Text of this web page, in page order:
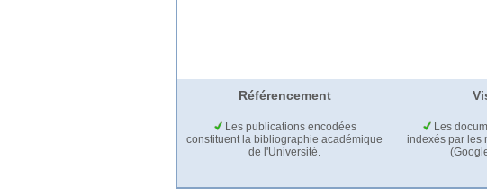
Référencement
Les publications encodées
constituent la bibliographie académique
de l'Université.
Les
indexés par les